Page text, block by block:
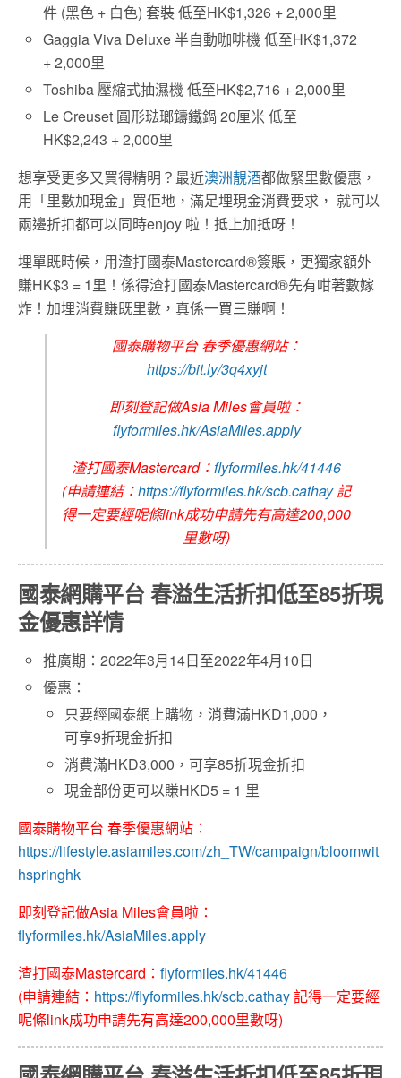
件 (黑色 + 白色) 套裝 低至HK$1,326 + 2,000里
Gaggia Viva Deluxe 半自動咖啡機 低至HK$1,372
+ 2,000里
Toshiba 壓縮式抽濕機 低至HK$2,716 + 2,000里
Le Creuset 圓形琺瑯鑄鐵鍋 20厘米 低至
HK$2,243 + 2,000里
想享受更多又買得精明？最近澳洲靚酒都做緊里數優惠，
用「里數加現金」買佢地，滿足埋現金消費要求， 就可以
兩邊折扣都可以同時enjoy 啦！抵上加抵呀！
埋單既時候，用渣打國泰Mastercard®簽賬，更獨家額外
賺HK$3 = 1里！係得渣打國泰Mastercard®先有咁著數嫁
炸！加埋消費賺既里數，真係一買三賺啊！
國泰購物平台 春季優惠網站：
https://bit.ly/3q4xyjt
即刻登記做Asia Miles會員啦：
flyformiles.hk/AsiaMiles.apply
渣打國泰Mastercard：flyformiles.hk/41446
(申請連結：https://flyformiles.hk/scb.cathay 記
得一定要經呢條link成功申請先有高達200,000
里數呀)
國泰網購平台 春溢生活折扣低至85折現
金優惠詳情
推廣期：2022年3月14日至2022年4月10日
優惠：
只要經國泰網上購物，消費滿HKD1,000 ，
可享9折現金折扣
消費滿HKD3,000 ，可享85折現金折扣
現金部份更可以賺HKD5 = 1 里
國泰購物平台 春季優惠網站：
https://lifestyle.asiamiles.com/zh_TW/campaign/bloomwit
hspringhk
即刻登記做Asia Miles會員啦：
flyformiles.hk/AsiaMiles.apply
渣打國泰Mastercard： flyformiles.hk/41446
(申請連結： https://flyformiles.hk/scb.cathay記得一定要經
呢條link成功申請先有高達200,000里數呀)